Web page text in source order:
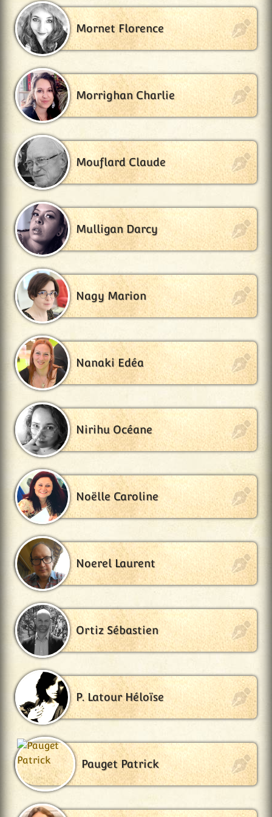
Mornet Florence
Morrighan Charlie
Mouflard Claude
Mulligan Darcy
Nagy Marion
Nanaki Edéa
Nirihu Océane
Noëlle Caroline
Noerel Laurent
Ortiz Sébastien
P. Latour Héloïse
Pauget Patrick